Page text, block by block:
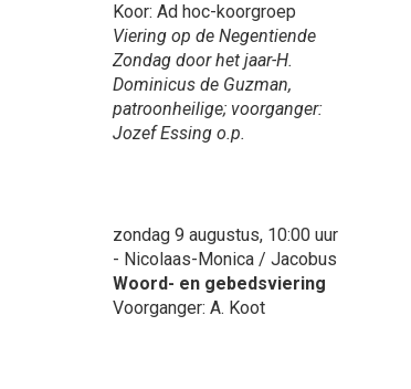
Koor: Ad hoc-koorgroep
Viering op de Negentiende
Zondag door het jaar-H.
Dominicus de Guzman,
patroonheilige; voorganger:
Jozef Essing o.p.
zondag 9 augustus, 10:00 uur
- Nicolaas-Monica / Jacobus
Woord- en gebedsviering
Voorganger: A. Koot